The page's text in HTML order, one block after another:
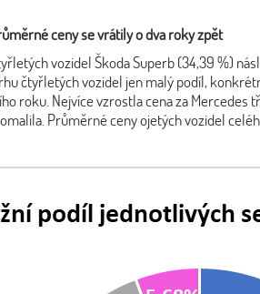
ceny se vrátily o dva roky zpět
vozidel Škoda Superb (34,39 %)
čtyřletých vozidel jen malý podíl,
roku. Nejvíce vzrostla cena za
Průměrné ceny ojetých vozidel